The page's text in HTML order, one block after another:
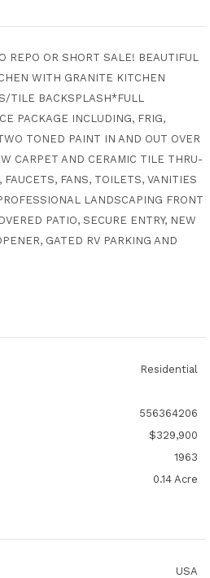
REPO OR SHORT SALE! BEAUTIFUL
WITH GRANITE KITCHEN
TILE BACKSPLASH*FULL
PACKAGE INCLUDING, FRIG,
TONED PAINT IN AND OUT OVER
CARPET AND CERAMIC TILE THRU-
FANS, TOILETS, VANITIES
LANDSCAPING FRONT
PATIO, SECURE ENTRY, NEW
GATED RV PARKING AND
Residential
556364206
$329,900
1963
0.14 Acre
USA